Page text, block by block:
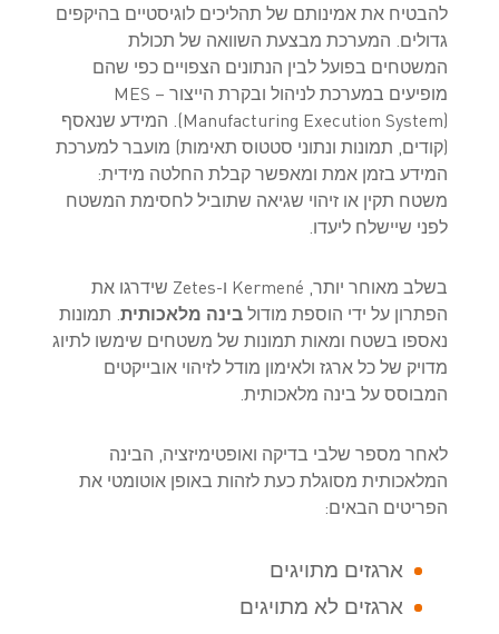
להבטיח את אמינותם של תהליכים לוגיסטיים בהיקפים
גדולים. המערכת מבצעת השוואה של תכולת
המשטחים בפועל לבין הנתונים הצפויים כפי שהם
מופיעים במערכת לניהול ובקרת הייצור –‏ MES
‏(Manufacturing Execution System‏). המידע שנאסף
(קודים, תמונות ונתוני סטטוס תאימות) מועבר למערכת
המידע בזמן אמת ומאפשר קבלת החלטה מידית:
משטח תקין או זיהוי שגיאה שתוביל לחסימת המשטח
לפני שיישלח ליעדו.
בשלב מאוחר יותר, Kermené ו-Zetes שידרגו את
הפתרון על ידי הוספת מודול בינה מלאכותית. תמונות
נאספו בשטח ומאות תמונות של משטחים שימשו לתיוג
מדויק של כל ארגז ולאימון מודל לזיהוי אובייקטים
המבוסס על בינה מלאכותית.
לאחר מספר שלבי בדיקה ואופטימיזציה, הבינה
המלאכותית מסוגלת כעת לזהות באופן אוטומטי את
הפריטים הבאים:
ארגזים מתויגים
ארגזים לא מתויגים